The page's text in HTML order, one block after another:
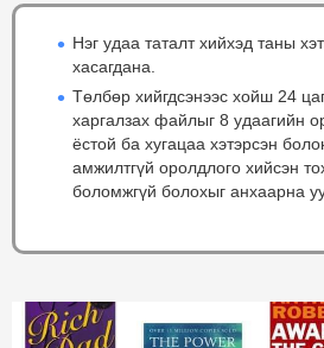
Нэг удаа таталт хийхэд таны
хасагдана.
Төлбөр хийгдсэнээс хойш 24
харгалзах файлыг 8 удаагийн
ёстой ба хугацаа хэтэрсэн
амжилтгүй оролдлого хийсэн
боломжгүй болохыг анхаарна